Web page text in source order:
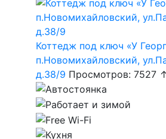
Коттедж под ключ «У
п.Новомихайловский,
д.38/9 Просмотров: 7527